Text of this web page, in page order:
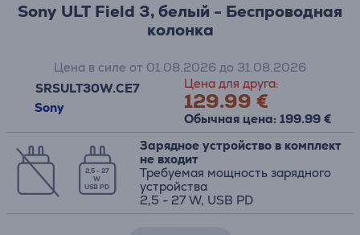
Sony ULT Field 3, белый - Беспроводная
колонка
SRSULT30W.CE7
Sony
Цена для друга:
129.99 €
Обычная цена: 199.99 €
Цена в силе от 01.08.2026 до 31.08.2026
2,5 - 27
W
USB PD
Зарядное устройство в комплект
не входит
Требуемая мощность зарядного
устройства
2,5 - 27 W, USB PD